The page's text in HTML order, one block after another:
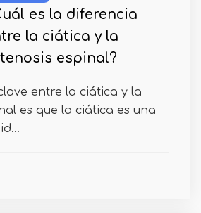
es la diferencia
la ciática y la
espinal?
entre la ciática y la
es que la ciática es una